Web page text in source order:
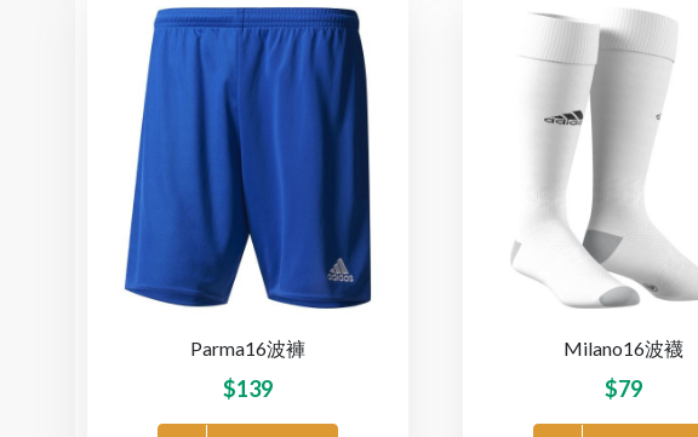
Parma16波褲
$139
Milano16波襪
$79